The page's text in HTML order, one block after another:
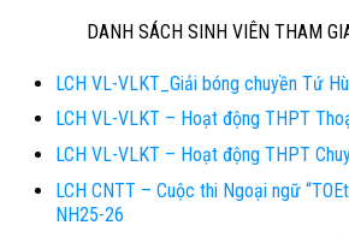
DANH SÁCH SINH VIÊN THAM
LCH VL-VLKT_Giải bóng chuyền Tứ
LCH VL-VLKT – Hoạt động THPT
LCH VL-VLKT – Hoạt động THPT
LCH CNTT – Cuộc thi Ngoại ngữ
NH25-26